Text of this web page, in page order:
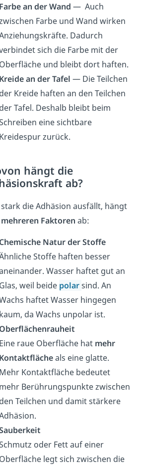
Farbe an der Wand— Auch
Farbe und Wand wirken
Dadurch
sich die Farbe mit der
Oberfläche und bleibt dort haften.
Kreide an der Tafel — Die Teilchen
der Kreide haften an den Teilchen
der Tafel. Deshalb bleibt beim
eine sichtbare
Kreidespur zurück.
hängt die
ab?
stark die Adhäsion ausfällt, hängt
mehreren Faktoren ab:
Chemische Natur der Stoffe
Stoffe haften besser
Wasser haftet gut an
Glas, weil beide polarsind. An
haftet Wasser hingegen
kaum, da Wachs unpolar ist.
Oberflächenrauheit
Eine raue Oberfläche hat mehr
Kontaktflächeals eine glatte.
Mehr Kontaktfläche bedeutet
mehr Berührungspunkte zwischen
den Teilchen und damit stärkere
oder Fett auf einer
Oberfläche legt sich zwischen die